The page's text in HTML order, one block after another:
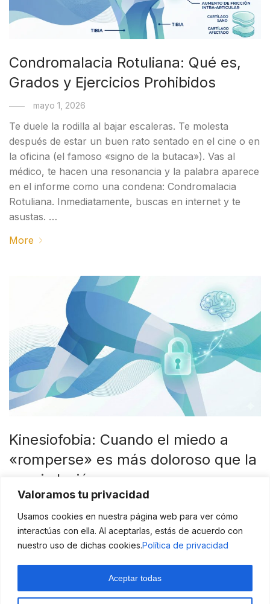
Valoramos tu privacidad
Usamos cookies en nuestra página web para ver cómo
interactúas con ella. Al aceptarlas, estás de acuerdo con
nuestro uso de dichas cookies.Política de privacidad
Aceptar todas
Condromalacia Rotuliana: Qué es,
Grados y Ejercicios Prohibidos
mayo 1, 2026
Te duele la rodilla al bajar escaleras. Te molesta
después de estar un buen rato sentado en el cine o en
la oficina (el famoso «signo de la butaca»). Vas al
médico, te hacen una resonancia y la palabra aparece
en el informe como una condena: Condromalacia
Rotuliana. Inmediatamente, buscas en internet y te
asustas. …
More
Kinesiofobia: Cuando el miedo a
«romperse» es más doloroso que la
propia lesión
febrero 7, 2026
Tu resonancia dice que el ligamento está perfecto. Tu
fisio te ha dado el alta. Tienes fuerza en el cuádriceps.
Y, sin embargo, cuando intentas correr o saltar, te
bloqueas. Sientes un pinchazo fantasma o una voz
que te dice: «Cuidado, que te vas a romper otra vez».
No te estás volviendo loco. Esto tiene …